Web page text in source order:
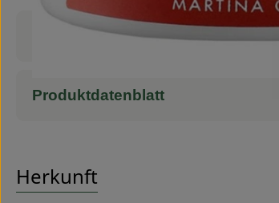
Produktinformationen
Produktdatenblatt
Herkunft